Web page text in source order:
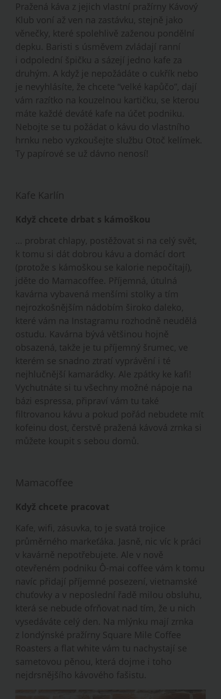
Pražená káva z jejich vlastní pražírny Kávový
Klub voní až ven na zastávku, stejně jako
věnečky, které spolehlivě zaženou pondělní
depku. Baristi s úsměvem zvládají ranní
i odpolední špičku a sázejí jedno kafe za
druhým. A když je nepožádáte o cukřík nebo
je nevyhlásíte, že chcete “velké kapůčo”, dají
vám razítko na kouzelnou kartičku, se kterou
máte každé deváté kafe na účet podniku.
Nebojte se tu požádat o kávu do vlastního
hrnku nebo vyzkoušejte službu Otoč kelímek.
Ty papírové se už dávno nenosí!
Kafe Karlín
Když chcete drbat s kámoškou
… probrat chlapy, postěžovat si na celý svět,
k tomu si dát dobrou kávu a domácí dort
(protože s kámoškou se kalorie nepočítají),
jděte do Mamacoffee. Příjemná, útulná
kavárna vybavená menšími stolky a tím
nejrozkošnějším nádobím široko daleko,
které vám na Instagramu rozhodně neudělá
ostudu. Kavárna bývá většinou hojně
obsazená, takže je tu příjemný šrumec, ve
kterém se snadno ztratí vyprávění i té
nejhlučnější kamarádky. Ale zpátky ke kafi!
Vychutnáte si tu všechny možné nápoje na
bázi espressa, připraví vám tu také
filtrovanou kávu a pokud pořád nebudete mít
kofeinu dost, čerstvě pražená kávová zrnka si
můžete koupit s sebou domů.
Mamacoffee
Když chcete pracovat
Kafe, wifi, zásuvka, to je svatá trojice
průměrného markeťáka. Jasně, nic víc k práci
v kavárně nepotřebujete. Ale v nově
otevřeném podniku Ô-mai coffee vám k tomu
navíc přidají příjemné posezení, vietnamské
chuťovky a v neposlední řadě milou obsluhu,
která se nebude ofrňovat nad tím, že u nich
vysedáváte celý den. Na mlýnku mají zrnka
z londýnské pražírny Square Mile Coffee
Roasters a flat white vám tu nachystají se
sametovou pěnou, která dojme i toho
nejdrsnějšího kávového fašistu.